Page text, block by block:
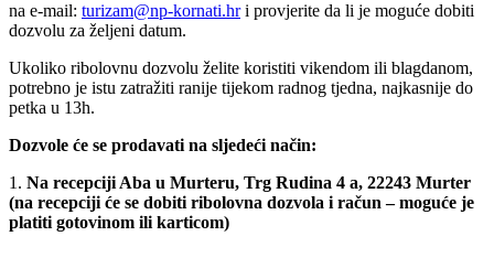
na e-mail: turizam@np-kornati.hri provjerite da li je moguće dobiti
dozvolu za željeni datum.
Ukoliko ribolovnu dozvolu želite koristiti vikendom ili blagdanom,
potrebno je istu zatražiti ranije tijekom radnog tjedna, najkasnije do
petka u 13h.
Dozvole će se prodavati na sljedeći način:
1. Na recepciji Aba u Murteru, Trg Rudina 4 a, 22243 Murter
(na recepciji će se dobiti ribolovna dozvola i račun – moguće je
platiti gotovinom ili karticom)